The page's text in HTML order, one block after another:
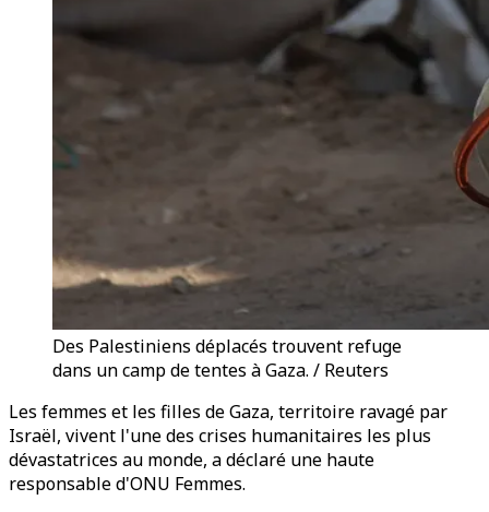
Des Palestiniens déplacés trouvent refuge
dans un camp de tentes à Gaza. / Reuters
Les femmes et les filles de Gaza, territoire ravagé par
Israël, vivent l'une des crises humanitaires les plus
dévastatrices au monde, a déclaré une haute
responsable d'ONU Femmes.